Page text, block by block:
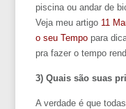
piscina ou andar de
Veja meu artigo 11
o seu Tempo para
pra fazer o tempo
3) Quais são suas
A verdade é que